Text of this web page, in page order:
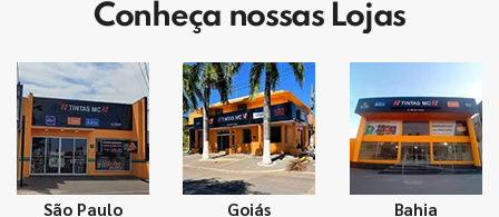
Conheça nossas Lojas
São Paulo Goiás Bahia